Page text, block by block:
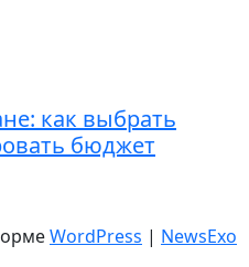
как выбрать
бюджет
WordPress | NewsExo